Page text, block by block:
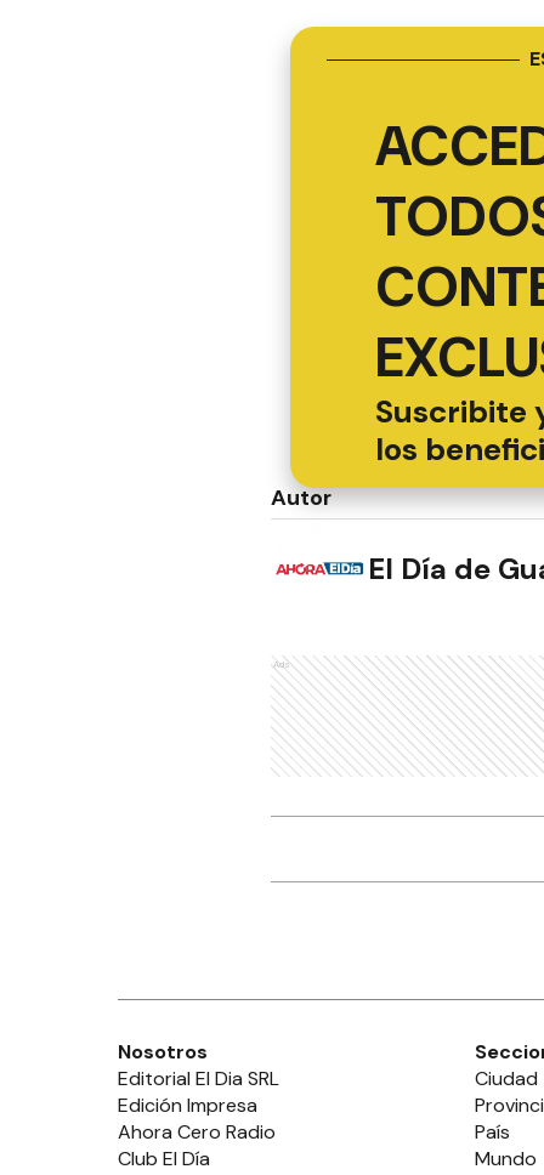
Suscribite
los
Autor
El Día de
Ads
Nosotros
Editorial El Dia SRL
Edición Impresa
Ahora Cero Radio
Club El Día
Ciudad
País
Mundo